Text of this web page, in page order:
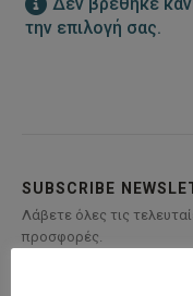
την επιλογή σας.
SUBSCRIBE
Λάβετε όλες τις
προσφορές.